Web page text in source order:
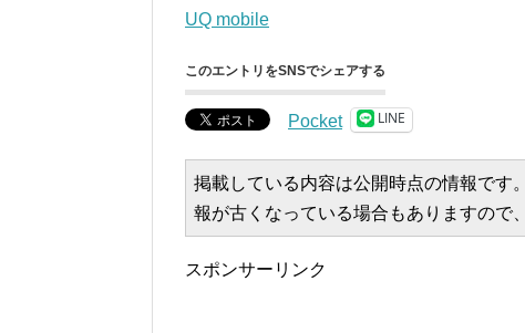
UQ mobile
このエントリをSNSでシェアする
Pocket LINE
掲載している内容は公開時点の情報です
報が古くなっている場合もありますので
スポンサーリンク